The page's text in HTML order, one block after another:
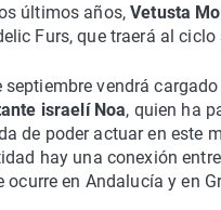
últimos años,Vetusta
Furs, que traerá al
vendrá
israelí Noa, quien ha
de poder actuar en
hay una conexión
en Andalucía y en